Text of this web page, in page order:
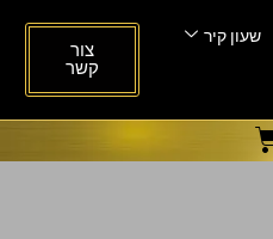
שעון קיר
צור
קשר